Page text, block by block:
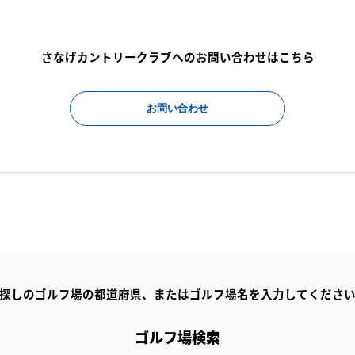
さなげカントリークラブへのお問い合わせはこちら
お問い合わせ
しのゴルフ場の都道府県、 またはゴルフ場名を入力してくださ
ゴルフ場検索